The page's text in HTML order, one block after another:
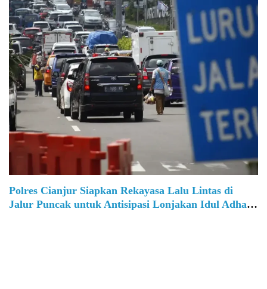
Polres Cianjur Siapkan Rekayasa Lalu Lintas di
Jalur Puncak untuk Antisipasi Lonjakan Idul Adha